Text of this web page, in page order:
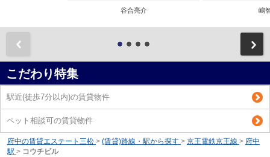
谷合亮介 嶋
こだわり特集
駅近(徒歩7分以内)の賃貸物件
ペット相談可の賃貸物件
府中の賃貸エステート三松 > (賃貸)路線・駅から探す > 京王電鉄京王線 > 府中
駅 > コウチビル